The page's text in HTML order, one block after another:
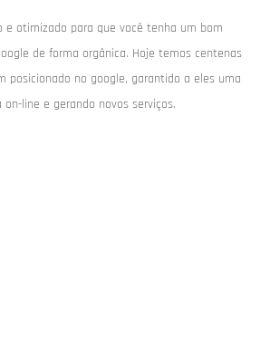
e otimizado para que você tenha um bom
de forma orgânica. Hoje temos centenas
posicionado no google, garantido a eles uma
on-line e gerando novos serviços.